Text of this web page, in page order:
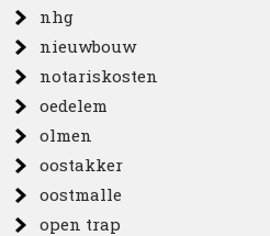
nhg
nieuwbouw
notariskosten
oedelem
olmen
oostakker
oostmalle
open trap